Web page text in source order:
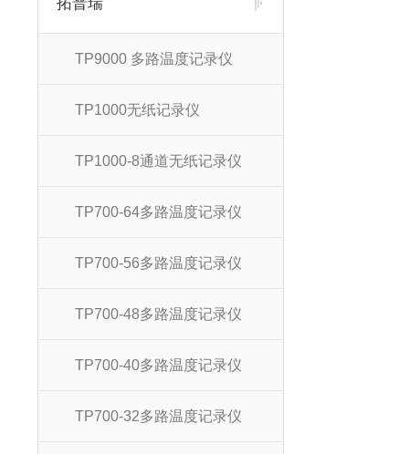
TP9000 多路温度记录仪
TP1000无纸记录仪
TP1000-8通道无纸记录仪
TP700-64多路温度记录仪
TP700-56多路温度记录仪
TP700-48多路温度记录仪
TP700-40多路温度记录仪
TP700-32多路温度记录仪